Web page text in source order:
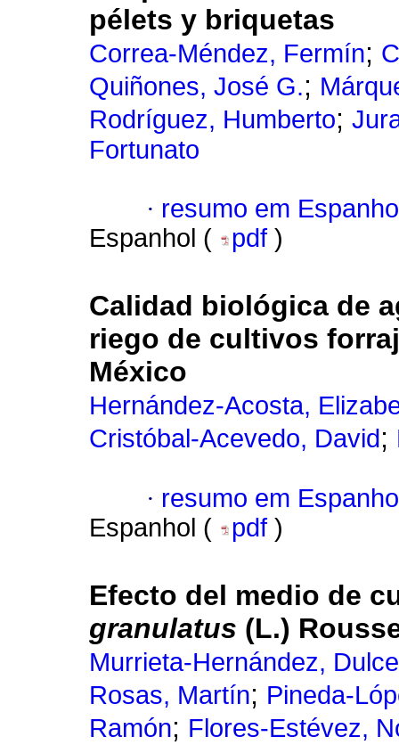
pélets y briquetas
Correa-Méndez, Fermín;
Quiñones, José G.;
Rodríguez, Humberto;
Fortunato
· resumo em
Espanhol (
pdf )
Calidad biológica de
riego de cultivos
México
Hernández-Acosta,
Cristóbal-Acevedo, David ;
· resumo em
Espanhol (
pdf )
Efecto del medio de
granulatus (L.)
Murrieta-Hernández,
Rosas, Martín; Pineda-
Ramón; Flores-Estévez,